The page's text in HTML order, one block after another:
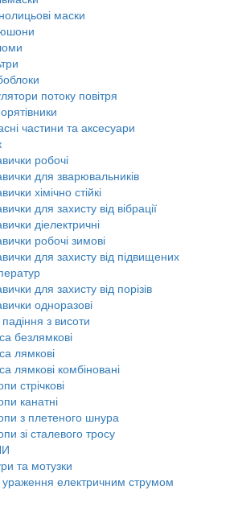
маски
потоку повітря
частини та аксесуари
робочі
для зварювальників
хімічно стійкі
для захисту від вібрації
діелектричні
робочі зимові
для захисту від підвищених
для захисту від порізів
одноразові
з висоти
безлямкові
лямкові
лямкові комбіновані
стрічкові
канатні
з плетеного шнура
зі сталевого тросу
та мотузки
ураження електричним струмом